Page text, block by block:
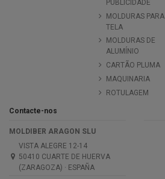
PUBLICIDADE
MOLDURAS PARA
TELA
MOLDURAS DE
ALUMÍNIO
CARTÃO PLUMA
MAQUINARIA
ROTULAGEM
Contacte-nos
MOLDIBER ARAGON SLU
VISTA ALEGRE 12-14
50410 CUARTE DE HUERVA
(ZARAGOZA) · ESPAÑA